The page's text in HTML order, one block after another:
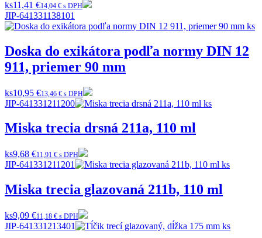
ks11,41 €14,04 € s DPH
JIP-641331138101
Doska do exikátora podľa normy DIN 12
911, priemer 90 mm
ks10,95 €13,46 € s DPH
JIP-641331211200
Miska trecia drsná 211a, 110 ml
ks9,68 €11,91 € s DPH
JIP-641331211201
Miska trecia glazovaná 211b, 110 ml
ks9,09 €11,18 € s DPH
JIP-641331213401